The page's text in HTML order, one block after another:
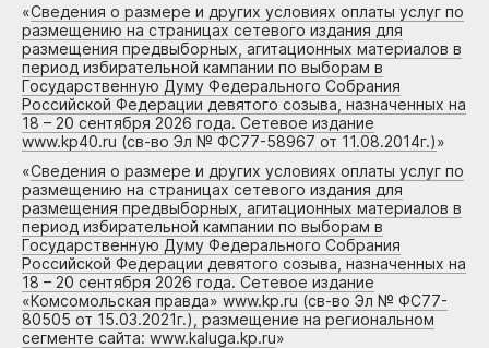
«Сведения о размере и других условиях оплаты услуг по
размещению на страницах сетевого издания для
размещения предвыборных, агитационных материалов в
период избирательной кампании по выборам в
Государственную Думу Федерального Собрания
Российской Федерации девятого созыва, назначенных на
18 – 20 сентября 2026 года. Сетевое издание
www.kp40.ru (св-во Эл № ФС77-58967 от 11.08.2014г.)»
«Сведения о размере и других условиях оплаты услуг по
размещению на страницах сетевого издания для
размещения предвыборных, агитационных материалов в
период избирательной кампании по выборам в
Государственную Думу Федерального Собрания
Российской Федерации девятого созыва, назначенных на
18 – 20 сентября 2026 года. Сетевое издание
«Комсомольская правда» www.kp.ru (св-во Эл № ФС77-
80505 от 15.03.2021г.), размещение на региональном
сегменте сайта: www.kaluga.kp.ru»